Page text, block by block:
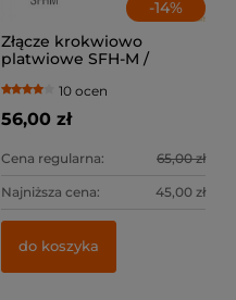
-14%
Złącze krokwiowo
platwiowe SFH-M /
10 ocen
56,00 zł
Cena regularna: 65,00 zł
Najniższa cena: 45,00 zł
do koszyka